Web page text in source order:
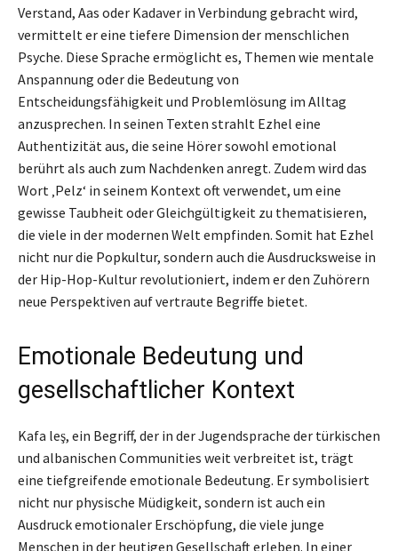
Verstand, Aas oder Kadaver in Verbindung gebracht wird,
vermittelt er eine tiefere Dimension der menschlichen
Psyche. Diese Sprache ermöglicht es, Themen wie mentale
Anspannung oder die Bedeutung von
Entscheidungsfähigkeit und Problemlösung im Alltag
anzusprechen. In seinen Texten strahlt Ezhel eine
Authentizität aus, die seine Hörer sowohl emotional
berührt als auch zum Nachdenken anregt. Zudem wird das
Wort ‚Pelz‘ in seinem Kontext oft verwendet, um eine
gewisse Taubheit oder Gleichgültigkeit zu thematisieren,
die viele in der modernen Welt empfinden. Somit hat Ezhel
nicht nur die Popkultur, sondern auch die Ausdrucksweise in
der Hip-Hop-Kultur revolutioniert, indem er den Zuhörern
neue Perspektiven auf vertraute Begriffe bietet.
Emotionale Bedeutung und
gesellschaftlicher Kontext
Kafa leş, ein Begriff, der in der Jugendsprache der türkischen
und albanischen Communities weit verbreitet ist, trägt
eine tiefgreifende emotionale Bedeutung. Er symbolisiert
nicht nur physische Müdigkeit, sondern ist auch ein
Ausdruck emotionaler Erschöpfung, die viele junge
Menschen in der heutigen Gesellschaft erleben. In einer